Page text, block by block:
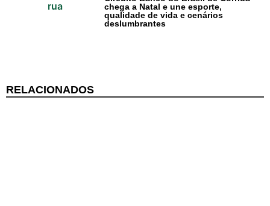
Surf
chega a Natal e une esporte,
qualidade de vida e cenários
deslumbrantes
RELACIONADOS